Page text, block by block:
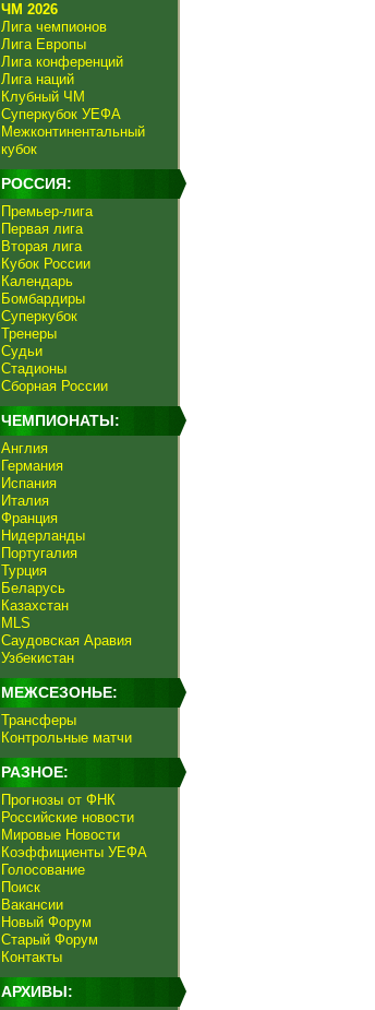
ЧМ 2026
Лига чемпионов
Лига Европы
Лига конференций
Лига наций
Клубный ЧМ
Суперкубок УЕФА
Межконтинентальный
кубок
РОССИЯ:
Премьер-лига
Первая лига
Вторая лига
Кубок России
Календарь
Бомбардиры
Суперкубок
Тренеры
Судьи
Стадионы
Сборная России
ЧЕМПИОНАТЫ:
Англия
Германия
Испания
Италия
Франция
Нидерланды
Португалия
Турция
Беларусь
Казахстан
MLS
Саудовская Аравия
Узбекистан
МЕЖСЕЗОНЬЕ:
Трансферы
Контрольные матчи
РАЗНОЕ:
Прогнозы от ФНК
Российские новости
Мировые Новости
Коэффициенты УЕФА
Голосование
Поиск
Вакансии
Новый Форум
Старый Форум
Контакты
АРХИВЫ: